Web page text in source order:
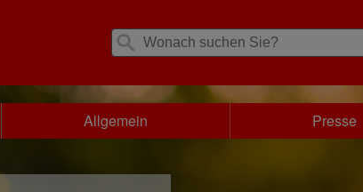
Allgemein Presse